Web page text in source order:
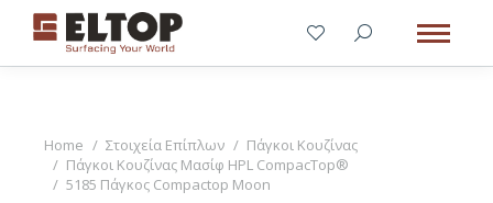
You are here:
Home Στοιχεία Επίπλων
Πάγκοι Κουζίνας
Πάγκοι Κουζίνας Μασίφ HPL CompacTop®
5185 Πάγκος Compactop Moon